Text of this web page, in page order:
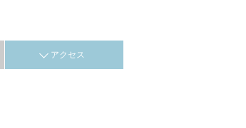
アクセス